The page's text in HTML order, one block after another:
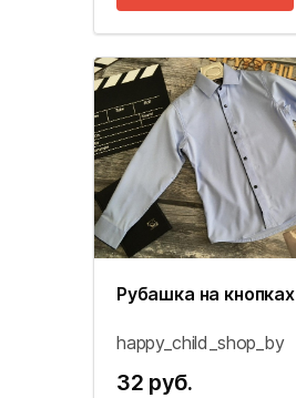
Рубашка на кнопках
happy_child_shop_by
32 руб.